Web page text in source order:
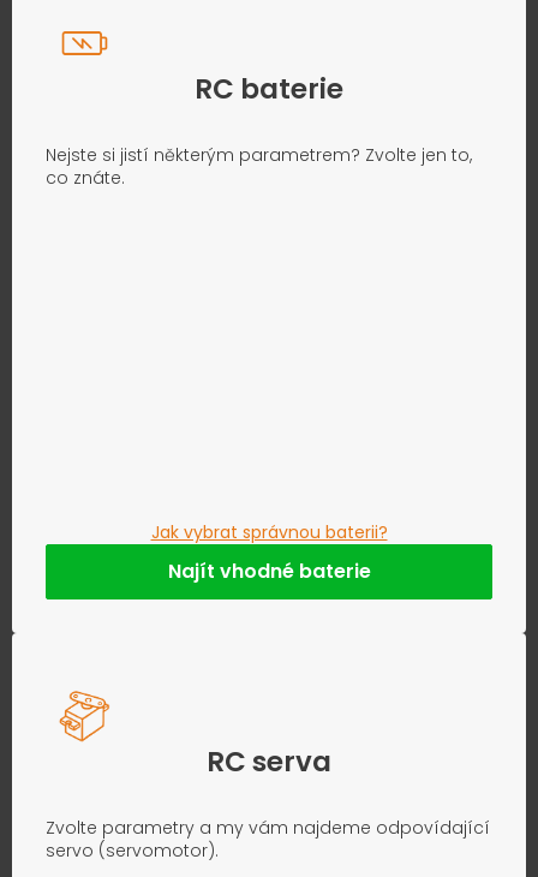
RC baterie
Nejste si jistí některým parametrem? Zvolte jen to,
co znáte.
Jak vybrat správnou baterii?
Najít vhodné baterie
RC serva
Zvolte parametry a my vám najdeme odpovídající
servo (servomotor).